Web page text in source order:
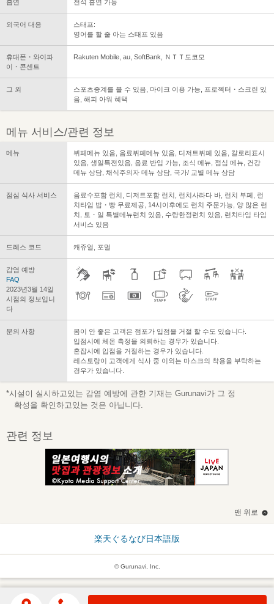
흡연 전석 흡연 가능
외국어 대응
스태프:
영어를 할 줄 아는 스태프 있음
휴대폰・와이파
이・콘센트
Rakuten Mobile, au, SoftBank, ＮＴＴ도코모
그 외
스포츠중계를 볼 수 있음, 마이크 이용 가능, 프로젝터・스크린 있
음, 해피 아워 혜택
메뉴 서비스/관련 정보
메뉴
뷔페메뉴 있음, 음료뷔페메뉴 있음, 디저트뷔페 있음, 칼로리표시
있음, 생일특전있음, 음료 반입 가능, 조식 메뉴, 점심 메뉴, 건강
메뉴 상담, 채식주의자 메뉴 상담, 국가/ 교별 메뉴 상담
점심 식사 서비스
음료수포함 런치, 디저트포함 런치, 런치사라다 바, 런치 부페, 런
치타임 밥・빵 무료제공, 14시이후에도 런치 주문가능, 양 많은 런
치, 토・일 특별메뉴런치 있음, 수량한정런치 있음, 런치타임 타임
서비스 있음
드레스 코드 캐쥬얼, 포멀
감염 예방
FAQ
2023년3월 14일
시점의 정보입니
다
문의 사항
몸이 안 좋은 고객은 점포가 입점을 거절 할 수도 있습니다.
입점시에 체온 측정을 의뢰하는 경우가 있습니다.
혼잡시에 입점을 거절하는 경우가 있습니다.
레스토랑이 고객에게 식사 중 이외는 마스크의 착용을 부탁하는
경우가 있습니다.
*시설이 실시하고있는 감염 예방에 관한 기재는 Gurunavi가 그 정
확성을 확인하고있는 것은 아닙니다.
관련 정보
맨 위로
楽天ぐるなび日本語版
© Gurunavi, Inc.